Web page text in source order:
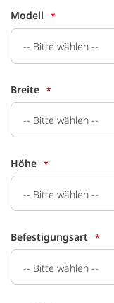
Modell
Breite
Höhe
Befestigungsart